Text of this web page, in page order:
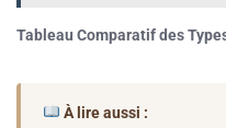
Tableau Comparatif des
À lire aussi :